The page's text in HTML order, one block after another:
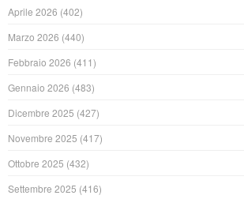
Aprile 2026 (402)
Marzo 2026 (440)
Febbraio 2026 (411)
Gennaio 2026 (483)
Dicembre 2025 (427)
Novembre 2025 (417)
Ottobre 2025 (432)
Settembre 2025 (416)